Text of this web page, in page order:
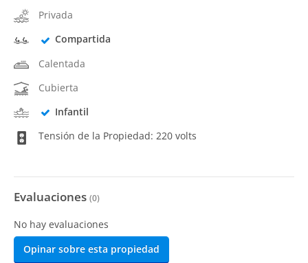
Privada
Compartida
Calentada
Cubierta
Infantil
Tensión de la Propiedad: 220 volts
Evaluaciones (0)
No hay evaluaciones
Opinar sobre esta propiedad